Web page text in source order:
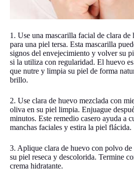
1. Use una mascarilla facial de clara de
para una piel tersa. Esta mascarilla
signos del envejecimiento y volver su
si la utiliza con regularidad. El huevo
que nutre y limpia su piel de forma
brillo.
2. Use clara de huevo mezclada con
oliva en su piel limpia. Enjuague
minutos. Este remedio casero ayuda a
manchas faciales y estira la piel flácida.
3. Aplique clara de huevo con polvo de
su piel reseca y descolorida. Termine
crema hidratante.